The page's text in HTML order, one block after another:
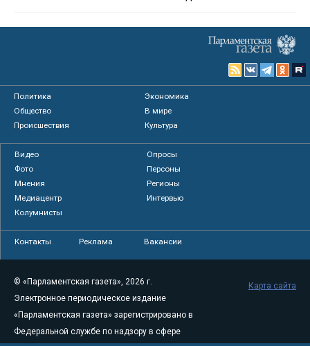
Политика
Экономика
Общество
В мире
Происшествия
Культура
Видео
Опросы
Фото
Персоны
Мнения
Регионы
Медиацентр
Интервью
Колумнисты
Контакты Реклама Вакансии
© «Парламентская газета», 2026 г.
Электронное периодическое издание
«Парламентская газета» зарегистрировано в
Федеральной службе по надзору в сфере
Карта сайта